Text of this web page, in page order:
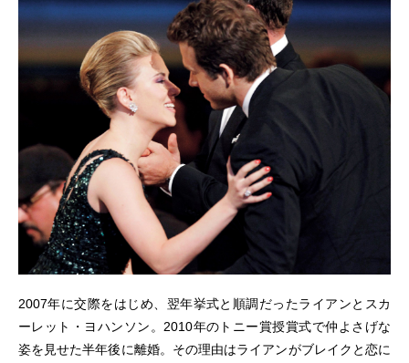
2007年に交際をはじめ、翌年挙式と順調だったライアンとスカ
ーレット・ヨハンソン。2010年のトニー賞授賞式で仲よさげな
姿を見せた半年後に離婚。その理由はライアンがブレイクと恋に